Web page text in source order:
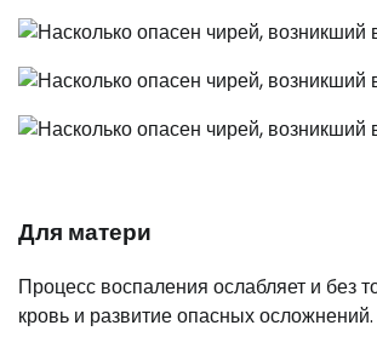
Для матери
Процесс воспаления ослабляет и без
кровь и развитие опасных осложнений.